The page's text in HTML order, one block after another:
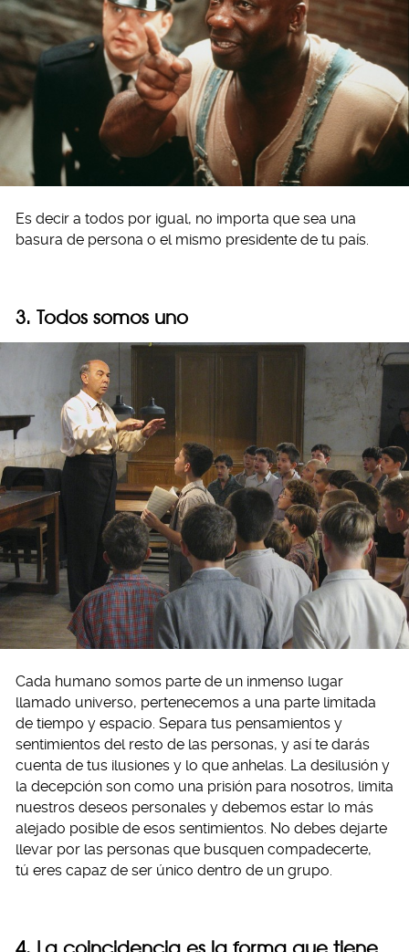
Es decir a todos por igual, no importa que sea una
basura de persona o el mismo presidente de tu país.
3. Todos somos uno
Cada humano somos parte de un inmenso lugar
llamado universo, pertenecemos a una parte limitada
de tiempo y espacio. Separa tus pensamientos y
sentimientos del resto de las personas, y así te darás
cuenta de tus ilusiones y lo que anhelas. La desilusión y
la decepción son como una prisión para nosotros, limita
nuestros deseos personales y debemos estar lo más
alejado posible de esos sentimientos. No debes dejarte
llevar por las personas que busquen compadecerte,
tú eres capaz de ser único dentro de un grupo.